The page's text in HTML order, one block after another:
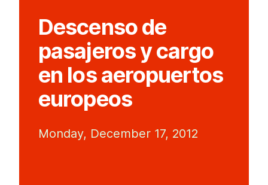
Descenso de
pasajeros y cargo
en los aeropuertos
europeos
Monday, December 17, 2012